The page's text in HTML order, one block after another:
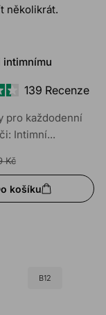
několikrát.
intimnímu
139 Recenze
pro každodenní
Intimní...
Kč
košíku
B12